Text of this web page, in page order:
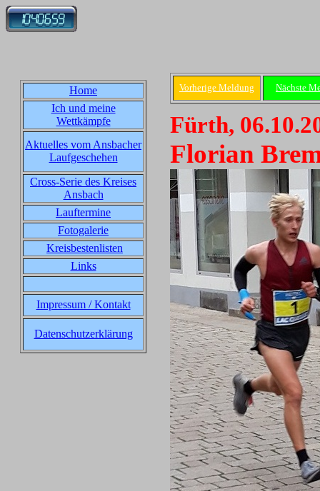
Home
Ich und meine
Wettkämpfe
Aktuelles vom Ansbacher
Laufgeschehen
Cross-Serie des Kreises
Ansbach
Lauftermine
Fotogalerie
Kreisbestenlisten
Links
Impressum / Kontakt
Datenschutzerklärung
Vorherige Meldung Nächste
Fürth,
Florian